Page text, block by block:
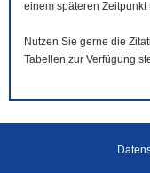
einem späteren
Nutzen Sie gerne die
Tabellen zur Verfügung